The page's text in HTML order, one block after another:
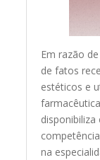
Em razão
de fatos
estéticos e
disponibiliza
na